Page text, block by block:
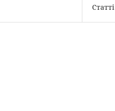
Статті